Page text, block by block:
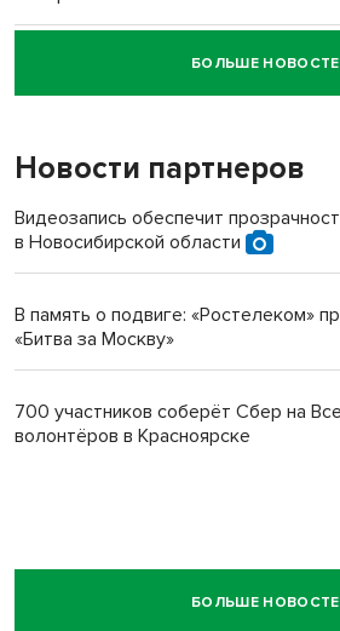
Новосибирский суд наказал
пенсионерки на вокзале
БОЛЬШЕ
Новости партнеров
Видеозапись обеспечит
в Новосибирской области
В память о подвиге: «Ростелеком»
«Битва за Москву»
700 участников соберёт Сбер на
волонтёров в Красноярске
БОЛЬШЕ